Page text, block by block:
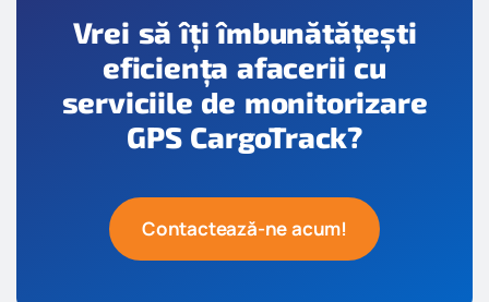
Vrei să îți îmbunătățești
eficiența afacerii cu
serviciile de monitorizare
GPS CargoTrack?
Contactează-ne acum!